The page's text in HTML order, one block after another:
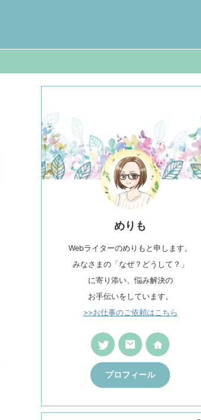
めりも
Webライターのめりもと申します。
みなさまの「なぜ？どうして？」
に寄り添い、悩み解決の
お手伝いをしています。
>>お仕事のご依頼はこちら
プロフィール